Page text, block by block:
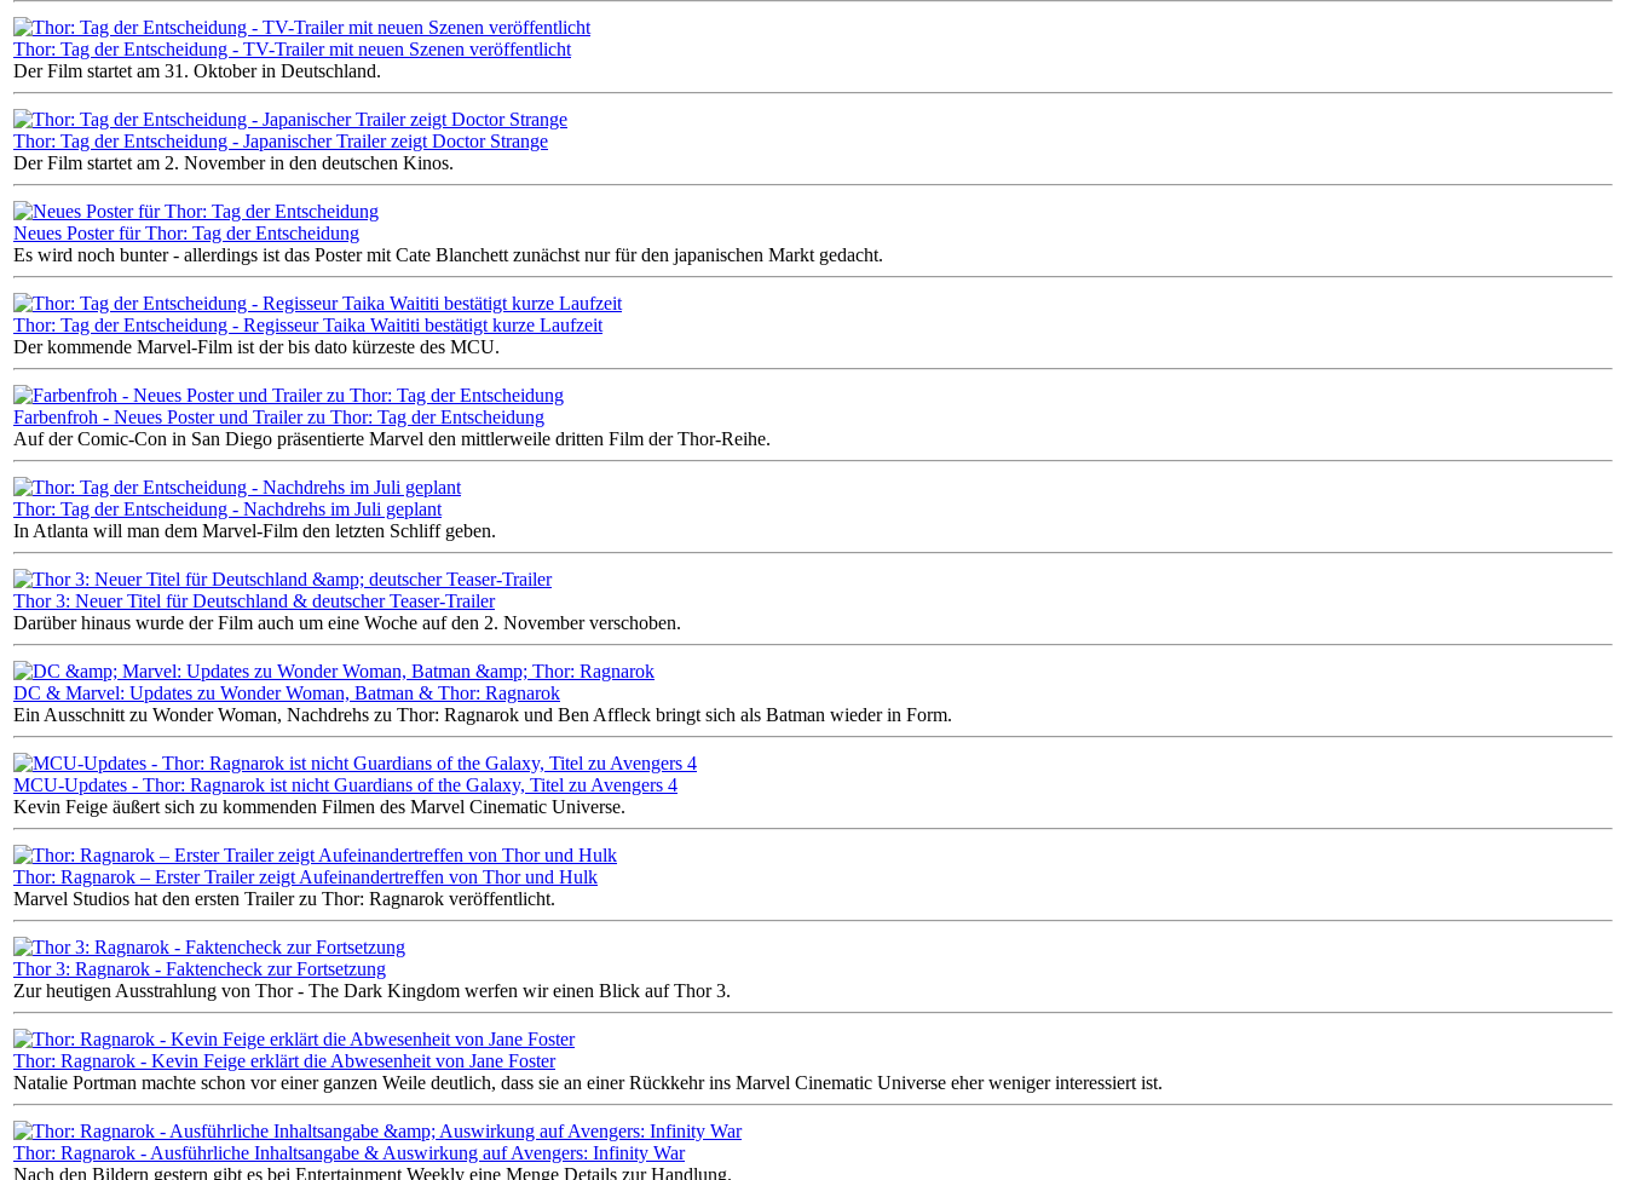
Thor: Tag der Entscheidung - TV-Trailer mit neuen Szenen veröffentlicht
Der Film startet am 31. Oktober in Deutschland.
Thor: Tag der Entscheidung - Japanischer Trailer zeigt Doctor Strange
Der Film startet am 2. November in den deutschen Kinos.
Neues Poster für Thor: Tag der Entscheidung
Es wird noch bunter - allerdings ist das Poster mit Cate Blanchett zunächst nur für den japanischen Markt gedacht.
Thor: Tag der Entscheidung - Regisseur Taika Waititi bestätigt kurze Laufzeit
Der kommende Marvel-Film ist der bis dato kürzeste des MCU.
Farbenfroh - Neues Poster und Trailer zu Thor: Tag der Entscheidung
Auf der Comic-Con in San Diego präsentierte Marvel den mittlerweile dritten Film der Thor-Reihe.
Thor: Tag der Entscheidung - Nachdrehs im Juli geplant
In Atlanta will man dem Marvel-Film den letzten Schliff geben.
Thor 3: Neuer Titel für Deutschland & deutscher Teaser-Trailer
Darüber hinaus wurde der Film auch um eine Woche auf den 2. November verschoben.
DC & Marvel: Updates zu Wonder Woman, Batman & Thor: Ragnarok
Ein Ausschnitt zu Wonder Woman, Nachdrehs zu Thor: Ragnarok und Ben Affleck bringt sich als Batman wieder in Form.
MCU-Updates - Thor: Ragnarok ist nicht Guardians of the Galaxy, Titel zu Avengers 4
Kevin Feige äußert sich zu kommenden Filmen des Marvel Cinematic Universe.
Thor: Ragnarok – Erster Trailer zeigt Aufeinandertreffen von Thor und Hulk
Marvel Studios hat den ersten Trailer zu Thor: Ragnarok veröffentlicht.
Thor 3: Ragnarok - Faktencheck zur Fortsetzung
Zur heutigen Ausstrahlung von Thor - The Dark Kingdom werfen wir einen Blick auf Thor 3.
Thor: Ragnarok - Kevin Feige erklärt die Abwesenheit von Jane Foster
Natalie Portman machte schon vor einer ganzen Weile deutlich, dass sie an einer Rückkehr ins Marvel Cinematic Universe eher weniger interessiert ist.
Thor: Ragnarok - Ausführliche Inhaltsangabe & Auswirkung auf Avengers: Infinity War
Nach den Bildern gestern gibt es bei Entertainment Weekly eine Menge Details zur Handlung.